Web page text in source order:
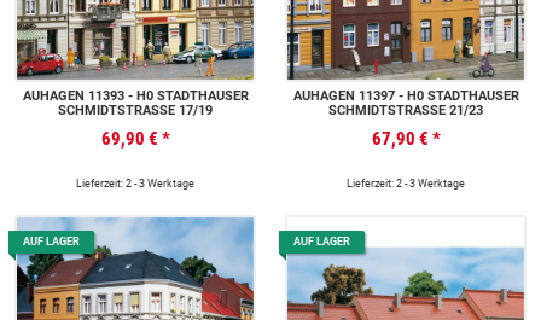
AUHAGEN 11393 - H0 STADTHÄUSER
SCHMIDTSTRASSE 17/19
69,90 € *
Lieferzeit: 2 - 3 Werktage
AUHAGEN 11397 - H0 STADTHÄUSER
SCHMIDTSTRASSE 21/23
67,90 € *
Lieferzeit: 2 - 3 Werktage
AUF LAGER AUF LAGER